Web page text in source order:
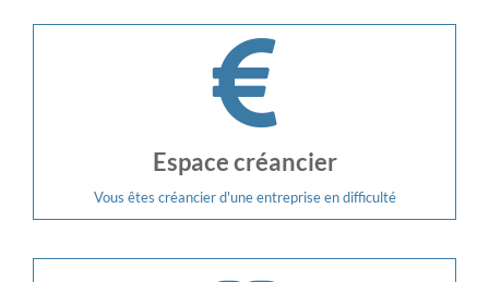
Espace créancier
Vous êtes créancier d'une entreprise en difficulté